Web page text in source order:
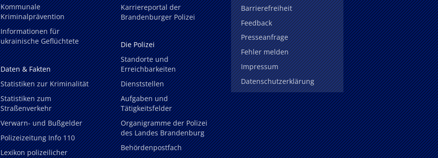
Kommunale
Kriminalprävention
Informationen für
ukrainische Geflüchtete
Daten & Fakten
Statistiken zur Kriminalität
Statistiken zum
Straßenverkehr
Verwarn- und Bußgelder
Polizeizeitung Info 110
Lexikon polizeilicher
Karriereportal der
Brandenburger Polizei
Die Polizei
Standorte und
Erreichbarkeiten
Dienststellen
Aufgaben und
Tätigkeitsfelder
Organigramme der Polizei
des Landes Brandenburg
Behördenpostfach
Barrierefreiheit
Feedback
Presseanfrage
Fehler melden
Impressum
Datenschutzerklärung